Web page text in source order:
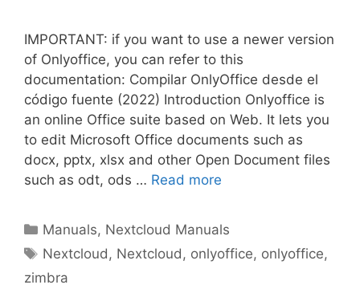
IMPORTANT: if you want to use a newer version
of Onlyoffice, you can refer to this
documentation: Compilar OnlyOffice desde el
código fuente (2022) Introduction Onlyoffice is
an online Office suite based on Web. It lets you
to edit Microsoft Office documents such as
docx, pptx, xlsx and other Open Document files
such as odt, ods … Read more
Manuals, Nextcloud Manuals
Nextcloud, Nextcloud, onlyoffice, onlyoffice,
zimbra